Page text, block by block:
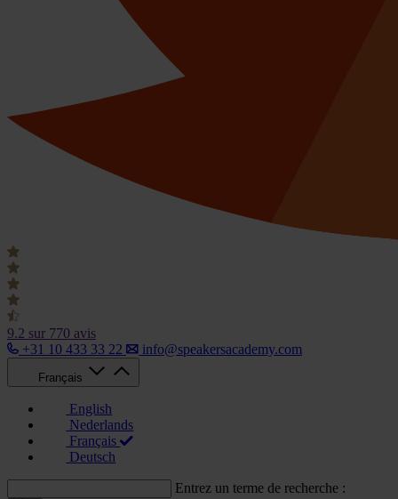
9.2 sur 770 avis
+31 10 433 33 22
info@speakersacademy.com
Français
English
Nederlands
Français
Deutsch
Entrez un terme de recherche :